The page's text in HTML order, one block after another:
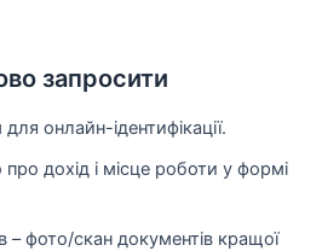
запросити
онлайн-ідентифікації.
дохід і місце роботи у формі
– фото/скан документів кращої